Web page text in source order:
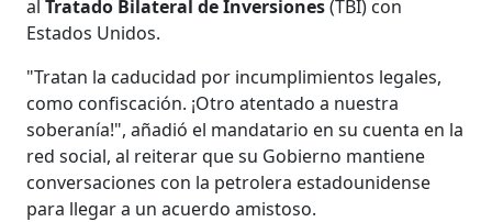
alTratado Bilateral de Inversiones(TBI) con
Estados Unidos.
"Tratan la caducidad por incumplimientos legales,
como confiscación. ¡Otro atentado a nuestra
soberanía!", añadió el mandatario en su cuenta en la
red social, al reiterar que su Gobierno mantiene
conversaciones con la petrolera estadounidense
para llegar a un acuerdo amistoso.